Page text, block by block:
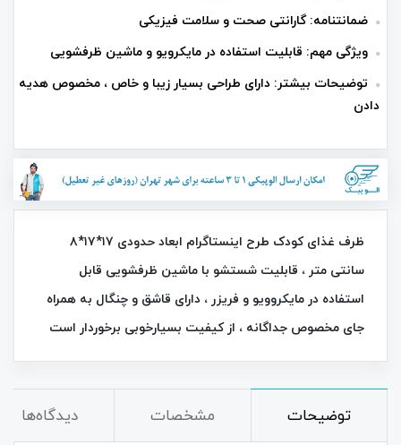
ضمانتنامه: گارانتی صحت و سلامت فیزیکی
ویژگی مهم: قابلیت استفاده در مایکرویو و ماشین ظرفشویی
توضیحات بیشتر: دارای طراحی بسیار زیبا و خاص ، مخصوص هدیه
دادن
ظرف غذای کودک طرح اینستاگرام ابعاد حدودی ۱۷*۱۷*۸
سانتی متر ، قابلیت شستشو با ماشین ظرفشویی قابل
استفاده در مایکروویو و فریزر ، دارای قاشق و چنگال به همراه
جای مخصوص جداگانه ، از کیفیت بسیارخوبی برخوردار است
توضیحات مشخصات دیدگاه‌ها